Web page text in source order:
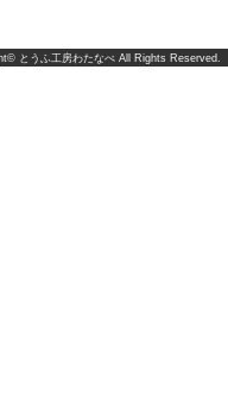
とうふ工房わたなべ All Rights Reserved.